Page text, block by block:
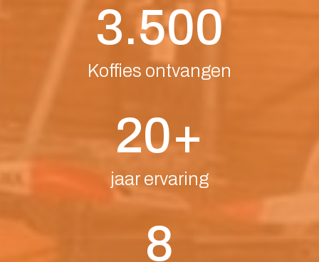
3.500
Koffies ontvangen
20+
jaar ervaring
8